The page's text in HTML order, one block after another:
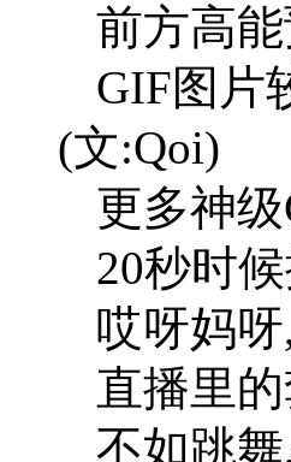
前方高
GIF图片
(文:Qoi)
更多神
20秒时
哎呀妈
直播里
不如跳